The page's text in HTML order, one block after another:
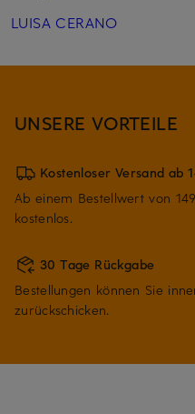
LUISA CERANO
UNSERE VORTEILE
Kostenloser Versand ab
Ab einem Bestellwert von
kostenlos.
30 Tage Rückgabe
Bestellungen können Sie
zurückschicken.